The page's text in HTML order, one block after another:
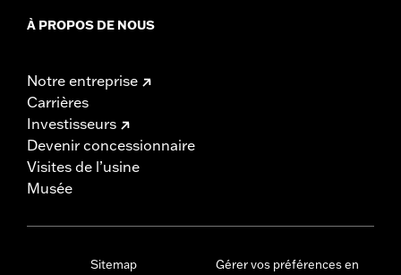
À PROPOS DE NOUS
Notre entreprise
Carrières
Investisseurs
Devenir concessionnaire
Visites de l’usine
Musée
Sitemap Gérer vos préférences en